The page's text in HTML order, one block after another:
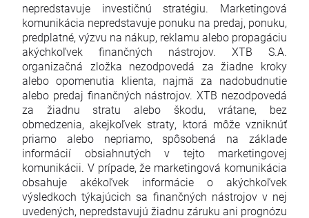
nepredstavuje investičnú stratégiu. Marketingová
komunikácia nepredstavuje ponuku na predaj, ponuku,
predplatné, výzvu na nákup, reklamu alebo propagáciu
akýchkoľvek finančných nástrojov. XTB S.A.
organizačná zložka nezodpovedá za žiadne kroky
alebo opomenutia klienta, najmä za nadobudnutie
alebo predaj finančných nástrojov. XTB nezodpovedá
za žiadnu stratu alebo škodu, vrátane, bez
obmedzenia, akejkoľvek straty, ktorá môže vzniknúť
priamo alebo nepriamo, spôsobená na základe
informácií obsiahnutých v tejto marketingovej
komunikácii. V prípade, že marketingová komunikácia
obsahuje akékoľvek informácie o akýchkoľvek
výsledkoch týkajúcich sa finančných nástrojov v nej
uvedených, nepredstavujú žiadnu záruku ani prognózu